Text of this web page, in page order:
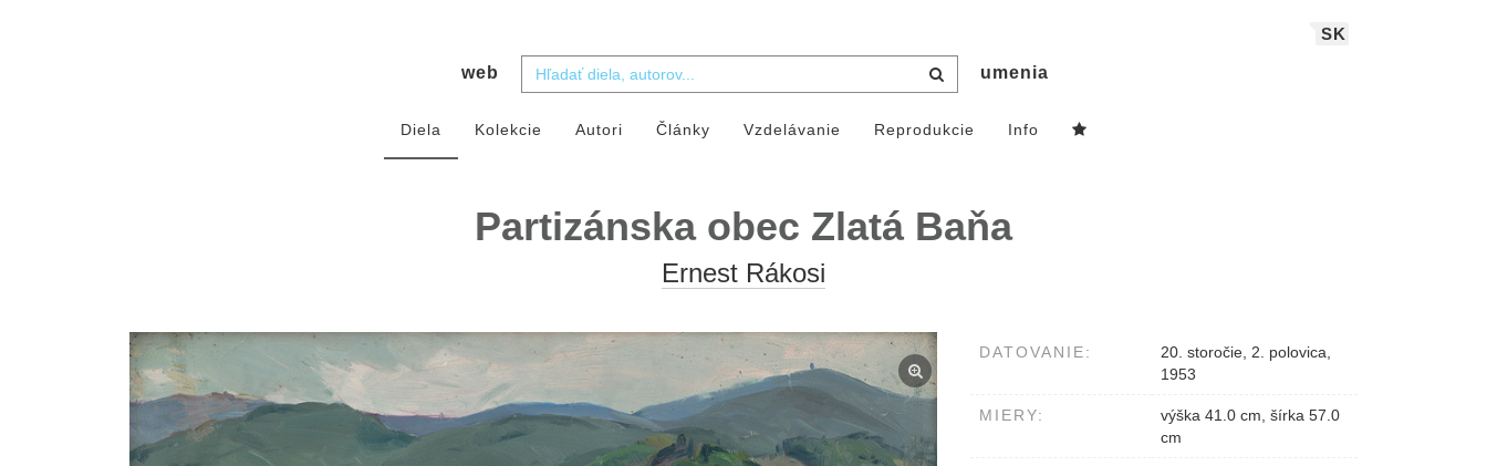
SK
web umenia
Diela Kolekcie Autori Články Vzdelávanie Reprodukcie Info
Partizánska obec Zlatá Baňa
Ernest Rákosi
DATOVANIE:
20. storočie, 2. polovica,
1953
MIERY:
výška 41.0 cm, šírka 57.0
cm